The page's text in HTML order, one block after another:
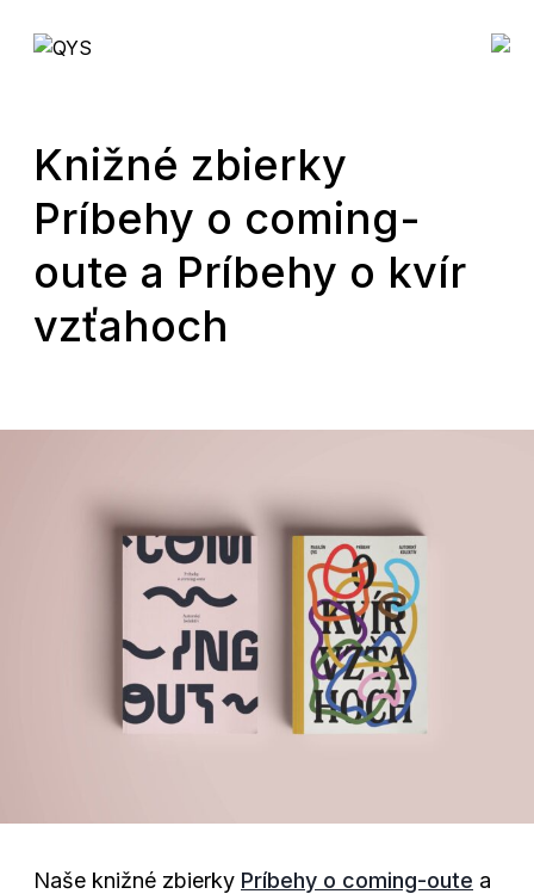
Knižné zbierky
Príbehy o coming-
oute a Príbehy o kvír
vzťahoch
Naše knižné zbierky Príbehy o coming-oute a